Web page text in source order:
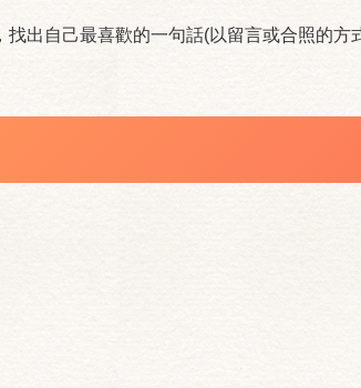
出自己最喜歡的一句話(以留言或合照的